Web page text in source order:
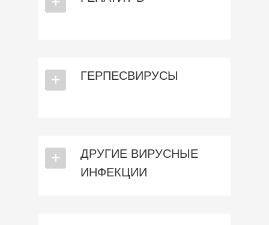
ГЕРПЕСВИРУСЫ
⎯
+
ДРУГИЕ ВИРУСНЫЕ
ИНФЕКЦИИ
⎯
+